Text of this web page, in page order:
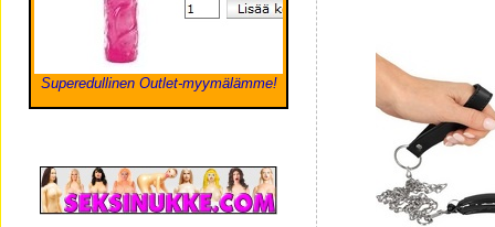
Superedullinen Outlet-myymälämme!